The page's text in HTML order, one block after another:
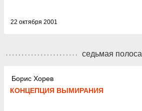
22 октября 2001
седьмая полоса
Борис Хорев
КОНЦЕПЦИЯ ВЫМИРАНИЯ